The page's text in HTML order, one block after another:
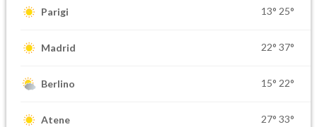
Parigi 13° 25°
Madrid 22° 37°
Berlino 15° 22°
Atene 27° 33°